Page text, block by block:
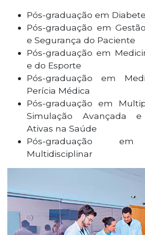
Pós-graduação em
Pós-graduação em
e Segurança do Paciente
Pós-graduação em
e do Esporte
Pós-graduação em
Perícia Médica
Pós-graduação em
Simulação Avançada e
Ativas na Saúde
Pós-graduação em
Multidisciplinar